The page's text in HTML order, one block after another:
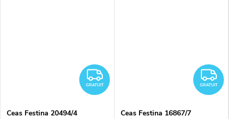
GRATUIT
GRATUIT
Ceas Festina 20494/4
GRATUIT
Ceas Festina 16867/7